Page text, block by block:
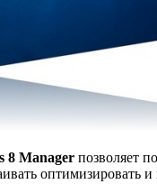
8 Manager позволяет
оптимизировать